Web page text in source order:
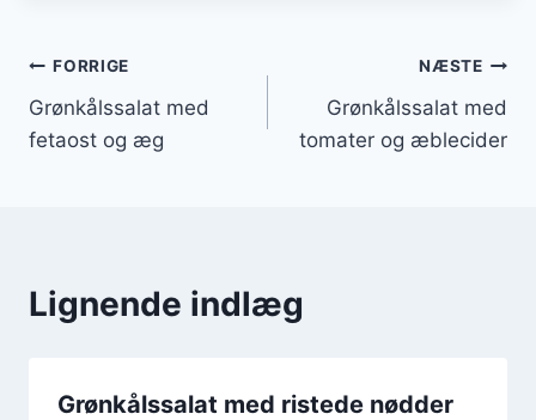
Indlægsnavigation
FORRIGE
Grønkålssalat med
fetaost og æg
NÆSTE
Grønkålssalat med
tomater og æblecider
Lignende indlæg
Grønkålssalat med ristede nødder